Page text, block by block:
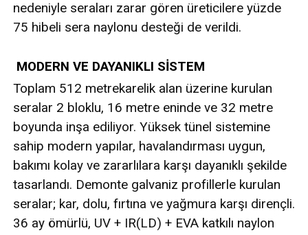
nedeniyle seraları zarar gören üreticilere yüzde
75 hibeli sera naylonu desteği de verildi.
MODERN VE DAYANIKLI SİSTEM
Toplam 512 metrekarelik alan üzerine kurulan
seralar 2 bloklu, 16 metre eninde ve 32 metre
boyunda inşa ediliyor. Yüksek tünel sistemine
sahip modern yapılar, havalandırması uygun,
bakımı kolay ve zararlılara karşı dayanıklı şekilde
tasarlandı. Demonte galvaniz profillerle kurulan
seralar; kar, dolu, fırtına ve yağmura karşı dirençli.
36 ay ömürlü, UV + IR(LD) + EVA katkılı naylon